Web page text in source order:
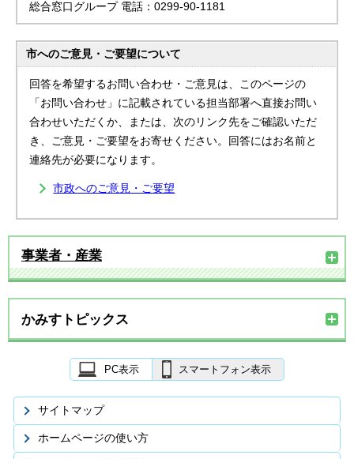
総合窓口グループ 電話：0299-90-1181
市へのご意見・ご要望について
回答を希望するお問い合わせ・ご意見は、このページの
「お問い合わせ」に記載されている担当部署へ直接お問い
合わせいただくか、または、次のリンク先をご確認いただ
き、ご意見・ご要望をお寄せください。回答にはお名前と
連絡先が必要になります。
市政へのご意見・ご要望
事業者・産業
かみすトピックス
PC表示 スマートフォン表示
サイトマップ
ホームページの使い方